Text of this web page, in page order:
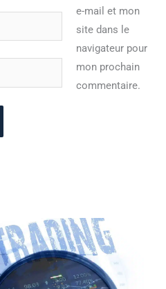
e-mail et mon
site dans le
navigateur pour
mon prochain
commentaire.